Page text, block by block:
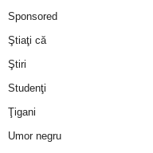
Sponsored
Ştiaţi că
Ştiri
Studenţi
Ţigani
Umor negru